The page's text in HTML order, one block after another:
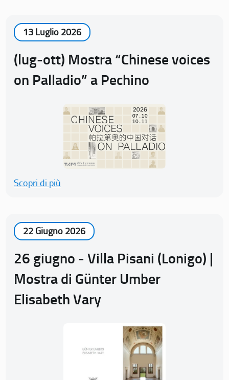
13 Luglio 2026
(lug-ott) Mostra “Chinese voices
on Palladio” a Pechino
Scopri di più
22 Giugno 2026
26 giugno - Villa Pisani (Lonigo) |
Mostra di Günter Umber
Elisabeth Vary